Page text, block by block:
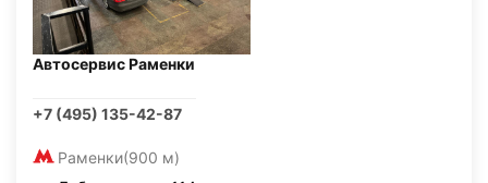
Автосервис Раменки
+7 (495) 135-42-87
Раменки(900 м)